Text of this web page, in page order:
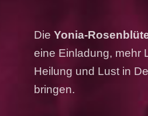
DieYonia-
eine Einladung, mehr
Heilung und Lust in
bringen.